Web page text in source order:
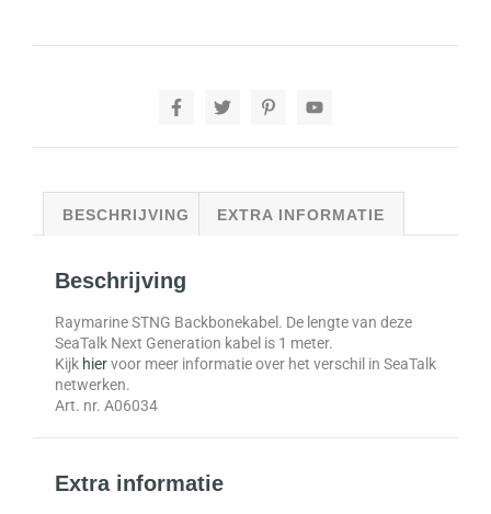
BESCHRIJVING EXTRA INFORMATIE
Beschrijving
Raymarine STNG Backbonekabel. De lengte van deze
SeaTalk Next Generation kabel is 1 meter.
Kijk hiervoor meer informatie over het verschil in SeaTalk
netwerken.
Art. nr. A06034
Extra informatie